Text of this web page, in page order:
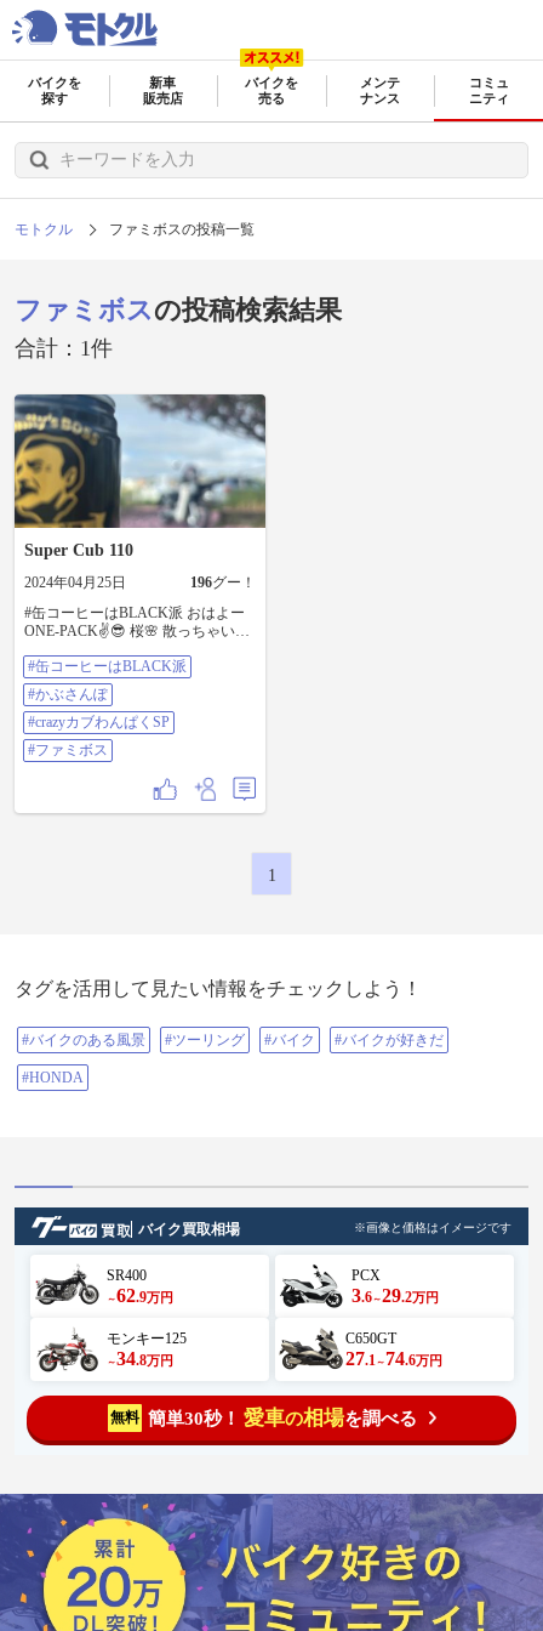
バイクを
探す
新車
販売店
バイクを
売る
メンテ
ナンス
コミュ
ニティ
モトクル ファミボスの投稿一覧
ファミボスの投稿検索結果
合計：1件
Super Cub 110
2024年04月25日 196グー！
#缶コーヒーはBLACK派 おはよー
ONE-PACK✌️😎 桜🌸 散っちゃいま
りがとう😍 また来年よろしくおね
がいしますね🙇 #かぶさんぽ #crazy
#缶コーヒーはBLACK派
#かぶさんぽ
#crazyカブわんぱくSP
#ファミボス
1
タグを活用して見たい情報をチェックしよう！
#バイクのある風景 #ツーリング #バイク #バイクが好きだ
#HONDA
バイク買取相場 ※画像と価格はイメージです
SR400
～62.9万円
PCX
3.6～29.2万円
モンキー125
～34.8万円
C650GT
27.1 ～ 74.6万円
無料 簡単30秒！ 愛車の相場を調べる